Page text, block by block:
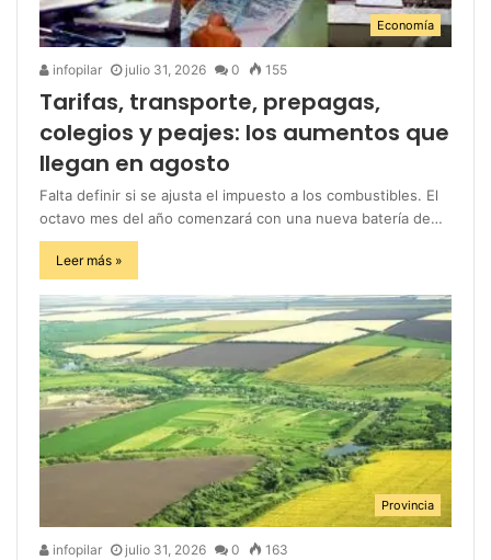
Economía
infopilar julio 31, 2026 0 155
Tarifas, transporte, prepagas,
colegios y peajes: los aumentos que
llegan en agosto
Falta definir si se ajusta el impuesto a los combustibles. El
octavo mes del año comenzará con una nueva batería de…
Leer más »
Provincia
infopilar julio 31, 2026 0 163